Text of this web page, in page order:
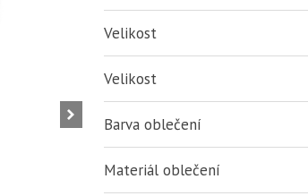
Velikost
Velikost
Barva oblečení
Materiál oblečení